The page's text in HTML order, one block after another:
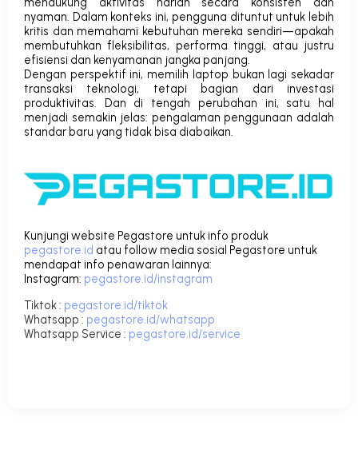
nyaman. Dalam konteks ini, pengguna dituntut untuk lebih
kritis dan memahami kebutuhan mereka sendiri—apakah
membutuhkan fleksibilitas, performa tinggi, atau justru
efisiensi dan kenyamanan jangka panjang.
Dengan perspektif ini, memilih laptop bukan lagi sekadar
transaksi teknologi, tetapi bagian dari investasi
produktivitas. Dan di tengah perubahan ini, satu hal
menjadi semakin jelas: pengalaman penggunaan adalah
standar baru yang tidak bisa diabaikan.
Kunjungi website Pegastore untuk info produk
pegastore.id atau follow media sosial Pegastore untuk
mendapat info penawaran lainnya:
Instagram: pegastore.id/instagram
Tiktok: pegastore.id/tiktok
Whatsapp : pegastore.id/whatsapp
Whatsapp Service : pegastore.id/service